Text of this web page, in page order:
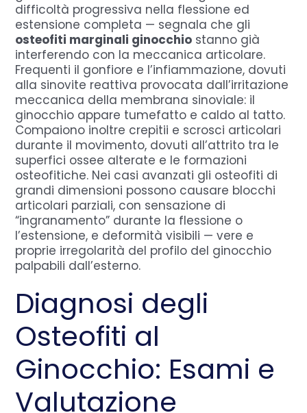
difficoltà progressiva nella flessione ed
estensione completa — segnala che gli
osteofiti marginali ginocchio stanno già
interferendo con la meccanica articolare.
Frequenti il gonfiore e l’infiammazione, dovuti
alla sinovite reattiva provocata dall’irritazione
meccanica della membrana sinoviale: il
ginocchio appare tumefatto e caldo al tatto.
Compaiono inoltre crepitii e scrosci articolari
durante il movimento, dovuti all’attrito tra le
superfici ossee alterate e le formazioni
osteofitiche. Nei casi avanzati gli osteofiti di
grandi dimensioni possono causare blocchi
articolari parziali, con sensazione di
“ingranamento” durante la flessione o
l’estensione, e deformità visibili — vere e
proprie irregolarità del profilo del ginocchio
palpabili dall’esterno.
Diagnosi degli
Osteofiti al
Ginocchio: Esami e
Valutazione